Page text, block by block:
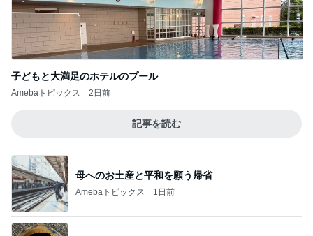
子どもと大満足のホテルのプール
Amebaトピックス 2日前
記事を読む
母へのお土産と平和を願う帰省
Amebaトピックス 1日前